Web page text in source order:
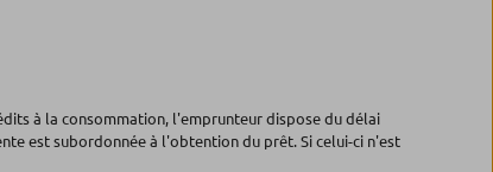
à la consommation, l'emprunteur dispose du délai
est subordonnée à l'obtention du prêt. Si celui-ci n'est